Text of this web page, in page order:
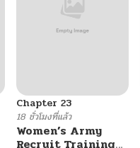
Chapter 23
18 ชั่วโมงที่แล้ว
Women’s Army
Recruit Training